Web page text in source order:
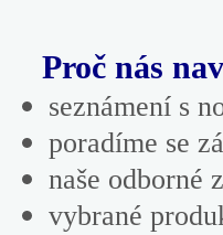
Proč nás
seznámení s
poradíme se
naše odborné
vybrané